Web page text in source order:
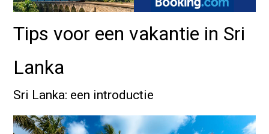
Tips voor een vakantie in Sri
Lanka
Sri Lanka: een introductie